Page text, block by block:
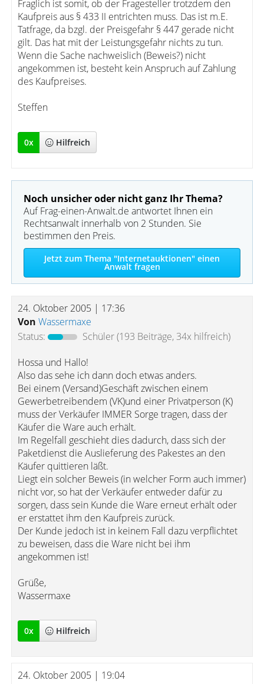
Fraglich ist somit, ob der Fragesteller trotzdem den
Kaufpreis aus § 433 II entrichten muss. Das ist m.E.
Tatfrage, da bzgl. der Preisgefahr § 447 gerade nicht
gilt. Das hat mit der Leistungsgefahr nichts zu tun.
Wenn die Sache nachweislich (Beweis?) nicht
angekommen ist, besteht kein Anspruch auf Zahlung
des Kaufpreises.
Steffen
0x Hilfreich
Noch unsicher oder nicht ganz Ihr Thema?
Auf Frag-einen-Anwalt.de antwortet Ihnen ein
Rechtsanwalt innerhalb von 2 Stunden. Sie
bestimmen den Preis.
Jetzt zum Thema "Internetauktionen" einen
Anwalt fragen
24. Oktober 2005 | 17:36
Von Wassermaxe
Status:
Schüler(193 Beiträge, 34x hilfreich)
Hossa und Hallo!
Also das sehe ich dann doch etwas anders.
Bei einem (Versand)Geschäft zwischen einem
Gewerbetreibendem (VK)und einer Privatperson (K)
muss der Verkäufer IMMER Sorge tragen, dass der
Käufer die Ware auch erhält.
Im Regelfall geschieht dies dadurch, dass sich der
Paketdienst die Auslieferung des Pakestes an den
Käufer quittieren läßt.
Liegt ein solcher Beweis (in welcher Form auch immer)
nicht vor, so hat der Verkäufer entweder dafür zu
sorgen, dass sein Kunde die Ware erneut erhält oder
er erstattet ihm den Kaufpreis zurück.
Der Kunde jedoch ist in keinem Fall dazu verpflichtet
zu beweisen, dass die Ware nicht bei ihm
angekommen ist!
Grüße,
Wassermaxe
0x Hilfreich
24. Oktober 2005 | 19:04